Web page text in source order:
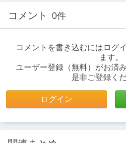
コメント 0件
コメントを書き込むにはログ
ます。
ユーザー登録（無料）がお済
是非ご登録くだ
ログイン